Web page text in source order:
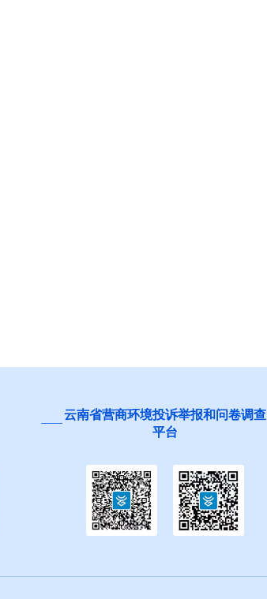
云南省营商环境投诉举报和问卷调查
平台